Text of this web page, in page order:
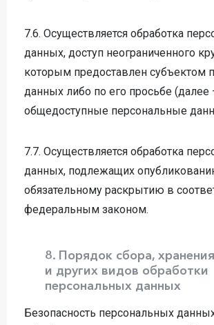
7.6. Осуществляется обработка
данных, доступ неограниченного
которым предоставлен субъектом
данных либо по его просьбе (далее
общедоступные персональные
7.7. Осуществляется обработка
данных, подлежащих
обязательному раскрытию в
федеральным законом.
8. Порядок сбора,
и других видов обработки
персональных данных
Безопасность персональных